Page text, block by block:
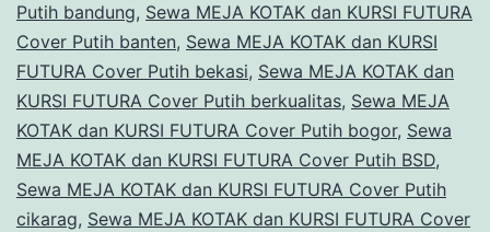
Selatan
Putih bandung, Sewa MEJA KOTAK dan KURSI FUTURA
Cover Putih banten, Sewa MEJA KOTAK dan KURSI
FUTURA Cover Putih bekasi, Sewa MEJA KOTAK dan
KURSI FUTURA Cover Putih berkualitas, Sewa MEJA
KOTAK dan KURSI FUTURA Cover Putih bogor, Sewa
MEJA KOTAK dan KURSI FUTURA Cover Putih BSD,
Sewa MEJA KOTAK dan KURSI FUTURA Cover Putih
cikarag, Sewa MEJA KOTAK dan KURSI FUTURA Cover